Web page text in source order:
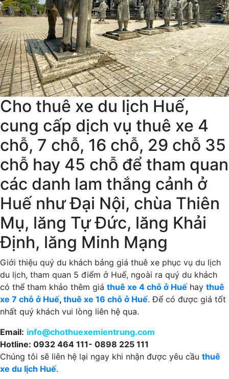
Cho thuê xe du lịch Huế,
cung cấp dịch vụ thuê xe 4
chỗ, 7 chỗ, 16 chỗ, 29 chỗ 35
chỗ hay 45 chỗ để tham quan
các danh lam thắng cảnh ở
Huế như Đại Nội, chùa Thiên
Mụ, lăng Tự Đức, lăng Khải
Định, lăng Minh Mạng
Giới thiệu quý du khách bảng giá thuê xe phục vụ du lịch
du lịch, tham quan 5 điểm ở Huế, ngoài ra quý du khách
có thể tham khảo thêm giá thuê xe 4 chỗ ở Huế hay thuê
xe 7 chỗ ở Huế, thuê xe 16 chỗ ở Huế. Để có được giá tốt
nhất quý khách vui lòng liên hệ qua.
Email: info@chothuexemientrung.com
Hotline: 0932 464 111- 0898 225 111
Chúng tôi sẽ liên hệ lại ngay khi nhận được yêu cầu thuê
xe du lịch Huế.